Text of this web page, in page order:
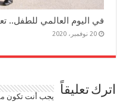
في اليوم العالمي للطفل..
20 نوفمبر، 2020
اترك تعليقاً يجب أنت تكون